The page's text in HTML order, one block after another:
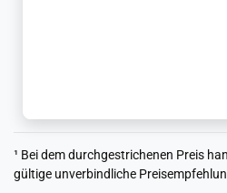
¹ Bei dem durchgestrichenen Preis
gültige unverbindliche